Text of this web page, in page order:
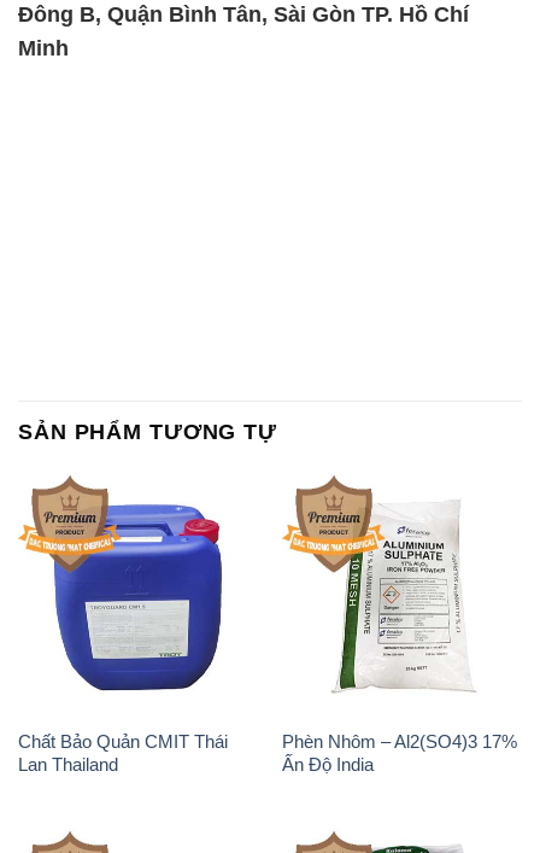
Đông B, Quận Bình Tân, Sài Gòn TP. Hồ Chí
Minh
SẢN PHẨM TƯƠNG TỰ
Chất Bảo Quản CMIT Thái
Lan Thailand
Phèn Nhôm – Al2(SO4)3 17%
Ấn Độ India